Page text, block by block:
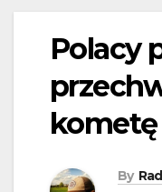
Polacy
kometę
By